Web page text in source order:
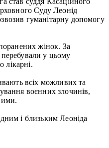
Суду Леонід
гуманітарну допомогу
жінок. За
у цьому
лікарні.
всіх можливих та
воєнних злочинів,
і близьким Леоніда